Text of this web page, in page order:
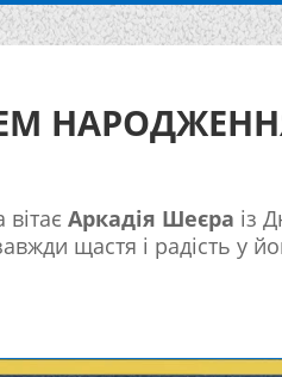
Аркадія Шеєра із
щастя і радість у